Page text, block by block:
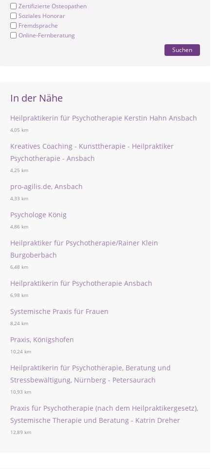
Zertifizierte Osteopathen
Soziales Honorar
Fremdsprache
Online-Fernberatung
Suchen
In der Nähe
Heilpraktikerin für Psychotherapie Kerstin Hahn Ansbach
4,05 km
Kreatives Coaching - Kunsttherapie - Heilpraktiker
Psychotherapie - Ansbach
4,25 km
pro-agilis.de, Ansbach
4,33 km
Psychologe König
4,86 km
Heilpraktiker für Psychotherapie/Rainer Klein
Burgoberbach
6,48 km
Heilpraktikerin für Psychotherapie Ansbach
6,98 km
Systemische Praxis für Frauen
8,24 km
Praxis, Königshofen
10,24 km
Heilpraktikerin für Psychotherapie, Beratung und
Stressbewältigung, Nürnberg - Petersaurach
10,93 km
Praxis für Psychotherapie (nach dem Heilpraktikergesetz),
Systemische Therapie und Beratung - Katrin Dreher
12,89 km